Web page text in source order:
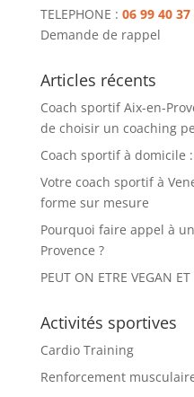
TELEPHONE : 06 99 40 37
Demande de rappel
Articles récents
Coach sportif Aix-en-
de choisir un coaching
Coach sportif à domicile
Votre coach sportif à
forme sur mesure
Pourquoi faire appel à
Provence ?
PEUT ON ETRE VEGAN ET
Activités sportives
Cardio Training
Renforcement